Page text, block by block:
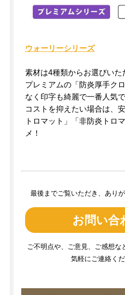
ウォーリーシリーズ
素材は4種類からお選びいた
プレミアムの「防炎厚手ク
なく印字も綺麗で一番人気で
コストを抑えたい場合は、
トロマット」「非防炎トロ
メ！
最後までご覧いただき、あり
お問い合
ご不明点や、ご意見、ご感想な
気軽にご連絡くだ